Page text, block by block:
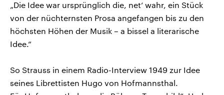
„Die Idee war ursprünglich die, net‘ wahr, ein Stück
von der nüchternsten Prosa angefangen bis zu den
höchsten Höhen der Musik – a bissel a literarische
Idee.“
So Strauss in einem Radio-Interview 1949 zur Idee
seines Librettisten Hugo von Hofmannsthal.